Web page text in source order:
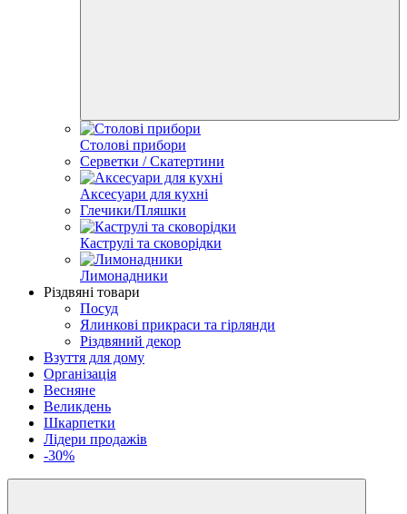
Столові прибори
Серветки / Скатертини
Аксесуари для кухні
Глечики/Пляшки
Каструлі та сковорідки
Лимонадники
Різдвяні товари
Посуд
Ялинкові прикраси та гірлянди
Різдвяний декор
Взуття для дому
Організація
Весняне
Великдень
Шкарпетки
Лідери продажів
-30%